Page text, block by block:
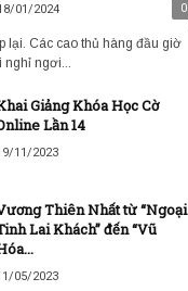
01/2024 0
lại. Các cao thủ hàng đầu giờ
nghỉ ngơi...
Giảng Khóa Học Cờ
Lần 14
11/2023
Thiên Nhất từ “Ngoại
Lai Khách” đến “Vũ
05/2023